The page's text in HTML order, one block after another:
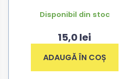
Disponibil din stoc
15,0lei
ADAUGĂ ÎN COȘ